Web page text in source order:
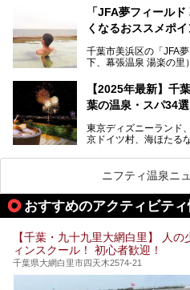
向けの施設など、目的
す。
ださい。
です。
伝えるムービーです。
か竜泉寺の湯にて体験
が無料で試せるチャン
提供元：花王株式会社
この記事は花王株式会
「JFA夢フィール
くなるおススメポ
千葉市美浜区の「JFA
下、幕張温泉 湯楽の里
設備も天然温泉の露天
炭酸泉、海の見えるお
で、年代を問わずたっ
今回は人気のこの施設
ポイントについて厳選
【2025年最新】千
葉の温泉・スパ34選
東京ディズニーランド
京ドイツ村、海ほたる
県で生まれ、千葉県で
がお勧めする、一度は
とめました。
ニフティ温泉ニ
おすすめのアクティビテ
【千葉・九十九里大網白里】 人
ィンスクール！ 初心者歓迎！
千葉県大網白里市四天木2574-21